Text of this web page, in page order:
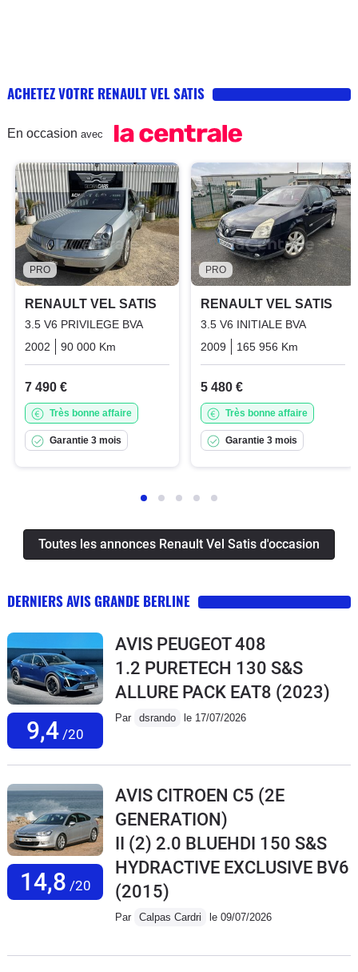
ACHETEZ VOTRE RENAULT VEL SATIS
En occasion avec
PRO
RENAULT VEL SATIS
3.5 V6 PRIVILEGE BVA
2002
90 000 Km Essence
7 490 €
Très bonne affaire
Garantie 3 mois
PRO
RENAULT VEL SATIS
3.5 V6 INITIALE BVA
2009
165 956 Km
5 480 €
Très bonne affaire
Garantie 3 mois
Toutes les annonces Renault Vel Satis d'occasion
DERNIERS AVIS GRANDE BERLINE
9,4 /20
AVIS PEUGEOT 408
1.2 PURETECH 130 S&S
ALLURE PACK EAT8 (2023)
Par dsrando le 17/07/2026
14,8 /20
AVIS CITROEN C5 (2E
GENERATION)
II (2) 2.0 BLUEHDI 150 S&S
HYDRACTIVE EXCLUSIVE BV6
(2015)
Par Calpas Cardri le 09/07/2026